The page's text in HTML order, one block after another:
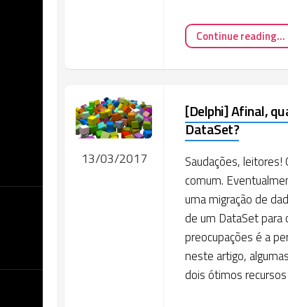
Continue reading...
13/03/2017
[Delphi] Afinal,
DataSet?
Saudações,
comum.
uma migração de
de um DataSet
preocupações é a
neste artigo,
dois ótimos